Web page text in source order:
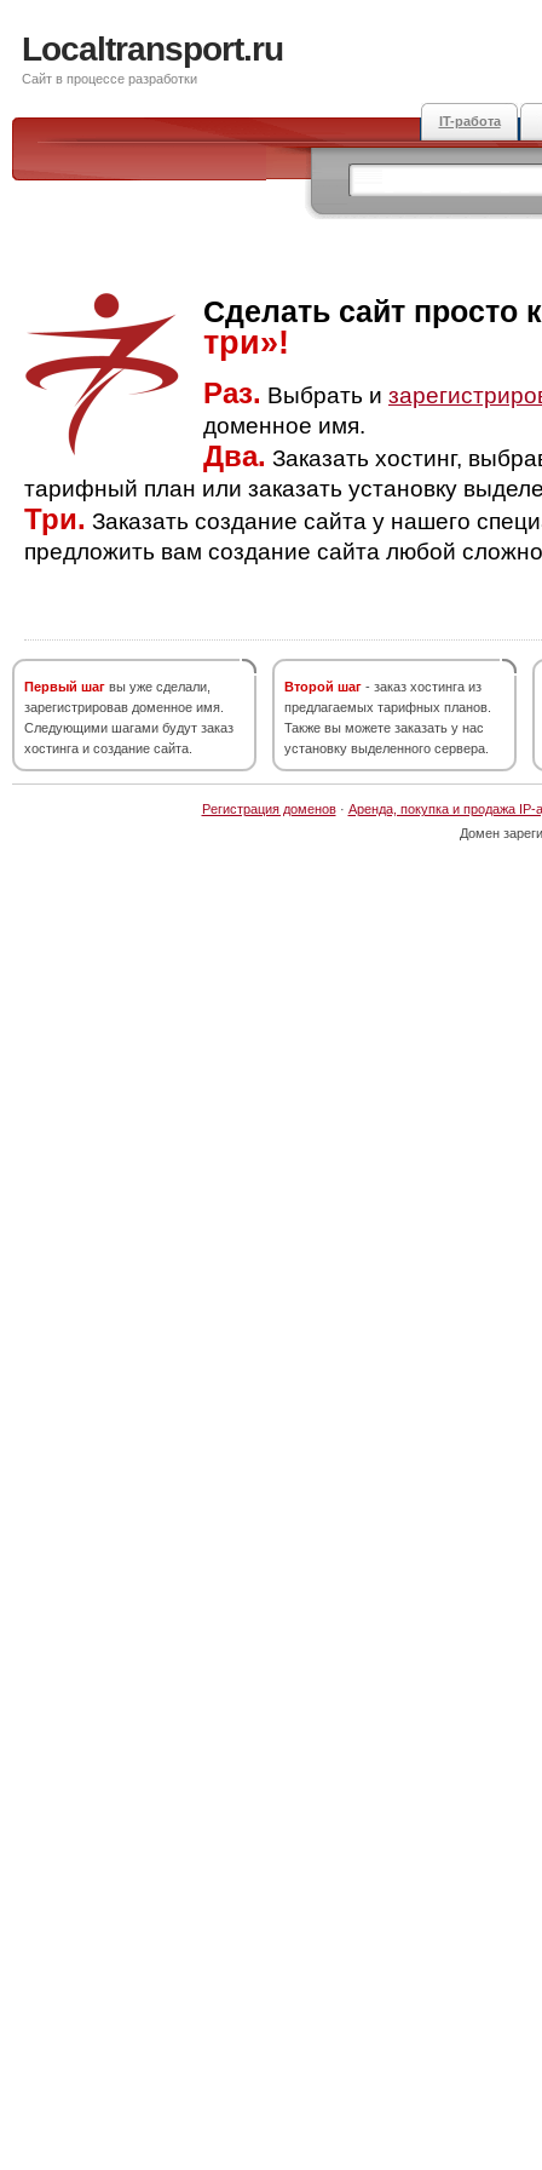
Localtransport.ru
Сайт в процессе разработки
IT-работа
Сделать сайт просто
три»!
Раз. Выбрать и
доменное имя.
Два. Заказать хостинг,
тарифный план или заказать установку
Три. Заказать создание сайта у нашего
предложить вам создание сайта любой
Первый шаг вы уже сделали,
зарегистрировав доменное имя.
Следующими шагами будут заказ
хостинга и создание сайта.
Второй шаг - заказ хостинга из
предлагаемых тарифных планов.
Также вы можете заказать у нас
установку выделенного сервера.
Регистрация доменов· Аренда, покупка и продажа IP-
Домен